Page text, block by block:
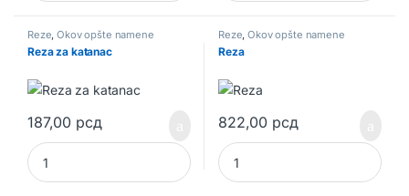
Reze,Okov opšte namene
Reza za katanac
187,00 рсд
Reza za katanac quantity
Reze,Okov opšte namene
Reza
822,00 рсд
Reza quantity